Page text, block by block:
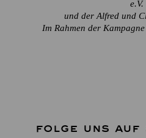
e.V.
und der Alfred und
Im Rahmen der
FOLGE UNS AUF